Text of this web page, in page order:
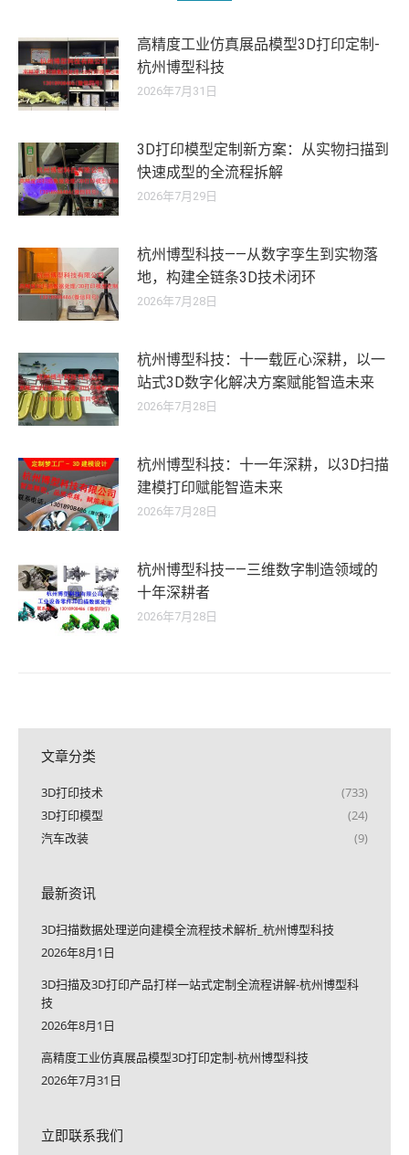
高精度工业仿真展品模型3D打印定制-
杭州博型科技
2026年7月31日
3D打印模型定制新方案：从实物扫描到
快速成型的全流程拆解
2026年7月29日
杭州博型科技——从数字孪生到实物落
地，构建全链条3D技术闭环
2026年7月28日
杭州博型科技：十一载匠心深耕，以一
站式3D数字化解决方案赋能智造未来
2026年7月28日
杭州博型科技：十一年深耕，以3D扫描
建模打印赋能智造未来
2026年7月28日
杭州博型科技——三维数字制造领域的
十年深耕者
2026年7月28日
文章分类
3D打印技术
(733)
3D打印模型
(24)
汽车改装
(9)
最新资讯
3D扫描数据处理逆向建模全流程技术解析_杭州博型科技
2026年8月1日
3D扫描及3D打印产品打样一站式定制全流程讲解-杭州博型科
技
2026年8月1日
高精度工业仿真展品模型3D打印定制-杭州博型科技
2026年7月31日
立即联系我们